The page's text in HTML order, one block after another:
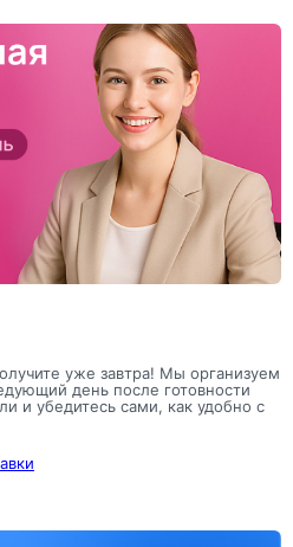
уже завтра! Мы организуем
день после готовности
и убедитесь сами, как удобно с